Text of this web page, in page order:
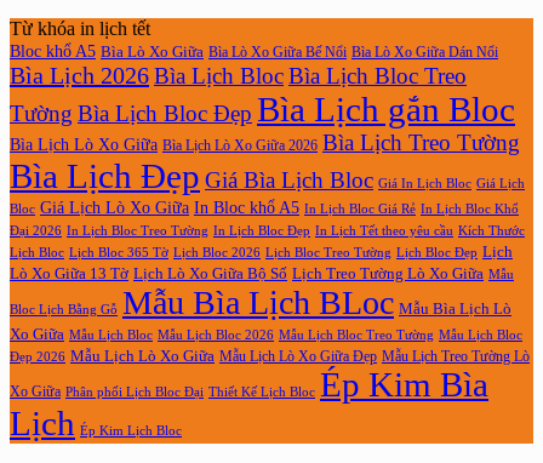
Từ khóa in lịch tết
Bloc khổ A5 Bìa Lò Xo Giữa Bìa Lò Xo Giữa Bế Nổi Bìa Lò Xo Giữa Dán Nổi
Bìa Lịch 2026Bìa Lịch BlocBìa Lịch Bloc Treo
Tường Bìa Lịch Bloc Đẹp Bìa Lịch gắn Bloc
Bìa Lịch Lò Xo Giữa Bìa Lịch Lò Xo Giữa 2026 Bìa Lịch Treo Tường
Bìa Lịch Đẹp Giá Bìa Lịch Bloc Giá In Lịch Bloc Giá Lịch
Bloc Giá Lịch Lò Xo Giữa In Bloc khổ A5 In Lịch Bloc Giá Rẻ In Lịch Bloc Khổ
Đại 2026 In Lịch Bloc Treo Tường In Lịch Bloc Đẹp In Lịch Tết theo yêu cầu Kích Thước
Lịch Bloc Lịch Bloc 365 Tờ Lịch Bloc 2026 Lịch Bloc Treo Tường Lịch Bloc Đẹp Lịch
Lò Xo Giữa 13 Tờ Lịch Lò Xo Giữa Bộ Số Lịch Treo Tường Lò Xo Giữa Mẫu
Bloc Lịch Bằng Gỗ Mẫu Bìa Lịch BLoc Mẫu Bìa Lịch Lò
Xo Giữa Mẫu Lịch Bloc Mẫu Lịch Bloc 2026 Mẫu Lịch Bloc Treo Tường Mẫu Lịch Bloc
Đẹp 2026 Mẫu Lịch Lò Xo Giữa Mẫu Lịch Lò Xo Giữa Đẹp Mẫu Lịch Treo Tường Lò
Xo Giữa Phân phối Lịch Bloc Đại Thiết Kế Lịch Bloc Ép Kim Bìa
Lịch Ép Kim Lịch Bloc